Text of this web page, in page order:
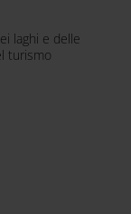
laghi e delle
turismo